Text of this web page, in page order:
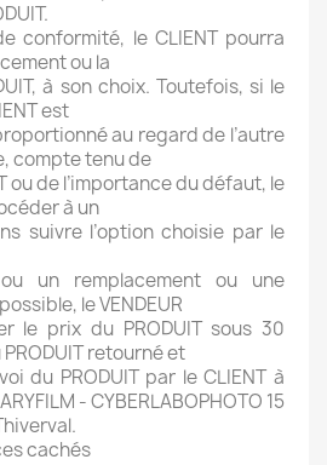
conformité, le CLIENT pourra
ou la
à son choix. Toutefois, si le
est
au regard de l’autre
compte tenu de
ou de l’importance du défaut, le
à un
suivre l’option choisie par le
ou un remplacement ou une
le VENDEUR
le prix du PRODUIT sous 30
retourné et
du PRODUIT par le CLIENT à
- CYBERLABOPHOTO 15
cachés